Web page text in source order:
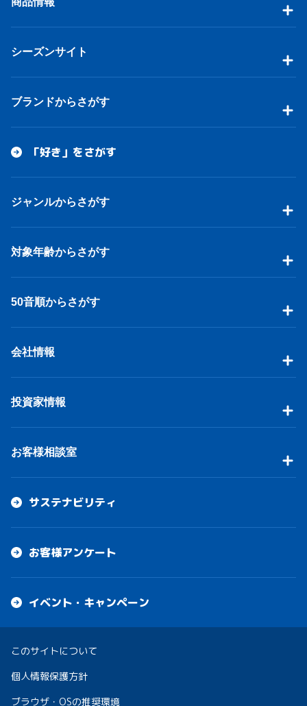
シーズンサイト
ブランドからさがす
「好き」をさがす
ジャンルからさがす
対象年齢からさがす
50音順からさがす
会社情報
投資家情報
お客様相談室
サステナビリティ
お客様アンケート
イベント・キャンペーン
このサイトについて
個人情報保護方針
ブラウザ・OSの推奨環境